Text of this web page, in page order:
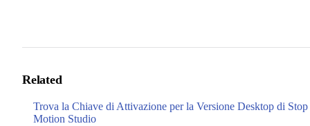
Related
Trova la Chiave di Attivazione per la Versione Desktop di Stop
Motion Studio